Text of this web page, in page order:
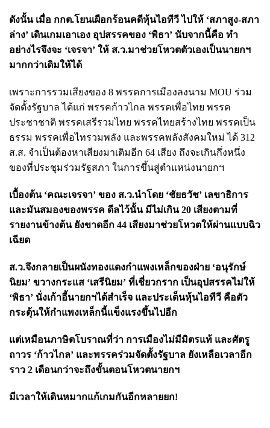
ดังนั้น เมื่อ กกต.โยนเผือกร้อนคดีหุ้นไอทีวี ไปให้ ‘สภาสูง-สภา
ล่าง’ เดินเกมเอาเอง อุปสรรคของ ‘พิธา’ นับจากนี้คือ ทำ
อย่างไรจึงจะ ‘เจรจา’ ให้ ส.ว.มาช่วยโหวตตัวเองเป็นนายกฯ
มากกว่าเดิมให้ได้
เพราะการรวมเสียงของ 8 พรรคการเมืองลงนาม MOU ร่วม
จัดตั้งรัฐบาล ได้แก่ พรรคก้าวไกล พรรคเพื่อไทย พรรค
ประชาชาติ พรรคเสรีรวมไทย พรรคไทยสร้างไทย พรรคเป็น
ธรรม พรรคเพื่อไทรวมพลัง และพรรคพลังสังคมใหม่ ได้ 312
ส.ส. จำเป็นต้องหาเสียงมาเติมอีก 64 เสียง ถึงจะเกินกึ่งหนึ่ง
ของที่ประชุมร่วมรัฐสภา ในการขึ้นสู่ตำแหน่งนายกฯ
เบื้องต้น ‘คณะเจรจา’ ของ ส.ว.นำโดย ‘ชัยธวัช’ เลขาธิการ
และมันสมองของพรรค ดีลไว้นั้น มีไม่เกิน 20 เสียงตามที่
รายงานข้างต้น ยังขาดอีก 44 เสียงมาช่วยโหวตให้ผ่านแบบฉิว
เฉียด
ส.ว.จึงกลายเป็นผนังทองแดงกำแพงเหล็กของฝ่าย ‘อนุรักษ์
นิยม’ ขวางกระแส ‘เสรีนิยม’ ที่เชี่ยวกราก เป็นอุปสรรคไม่ให้
‘พิธา’ นั่งเก้าอี้นายกฯได้สำเร็จ และประเด็นหุ้นไอทีวี คือตัว
กระตุ้นให้กำแพงเหล็กนี้แข็งแรงขึ้นไปอีก
แต่เหมือนภาษิตโบราณที่ว่า การเมืองไม่มีมิตรแท้ และศัตรู
ถาวร ‘ก้าวไกล’ และพรรคร่วมจัดตั้งรัฐบาล ยังเหลือเวลาอีก
ราว 2 เดือนกว่าจะถึงขั้นตอนโหวตนายกฯ
มีเวลาให้เดินหมากแก้เกมกันอีกหลายยก!